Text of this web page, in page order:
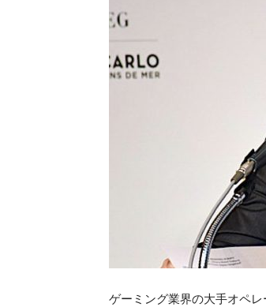
ゲーミング業界の大手オペ